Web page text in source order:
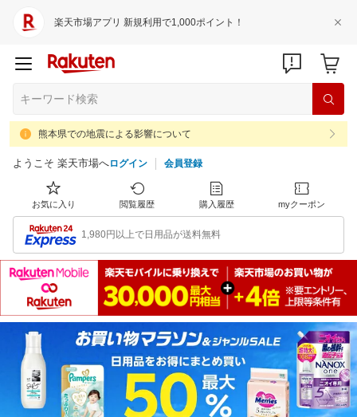
楽天市場アプリ 新規利用で1,000ポイント！
熊本県での地震による影響について
ようこそ 楽天市場へログイン 会員登録
お気に入り 閲覧履歴 購入履歴 myクーポン
1,980円以上で日用品が送料無料